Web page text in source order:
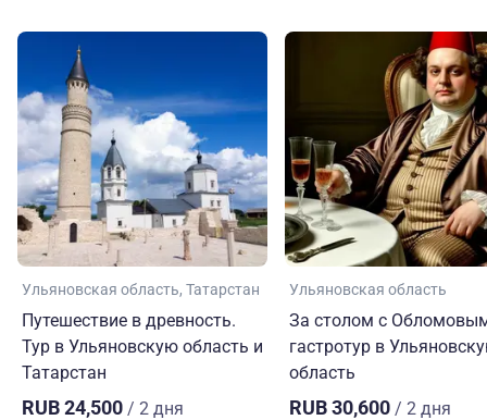
Ульяновская область Татарстан
Путешествие в древность.
Тур в Ульяновскую область и
Татарстан
RUB 24,500 / 2 дня
Ульяновская область
За столом с
гастротур в
область
RUB 30,600 / 2 дня